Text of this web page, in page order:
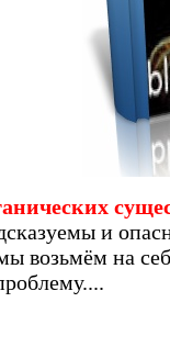
и
возьмём на